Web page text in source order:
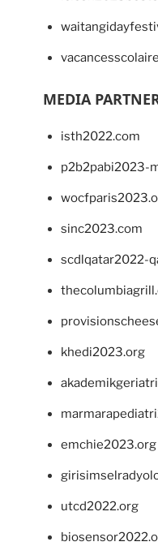
MEDIA
isth2022.com
p2b2pabi2023-
sinc2023.com
scdlqatar2022-
khedi2023.org
emchie2023.org
utcd2022.org